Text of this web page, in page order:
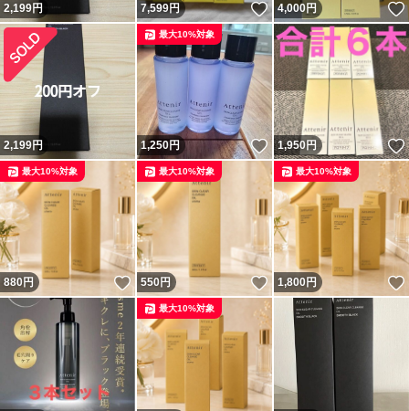
2,199円 7,599円 いいね！
4,000円
2,199円 1,250円 いいね！
最大10%対象
1,950円
880円 いいね！
最大10%対象
550円 いいね！
最大10%対象
1,800円
最大10%対象
最大10%対象